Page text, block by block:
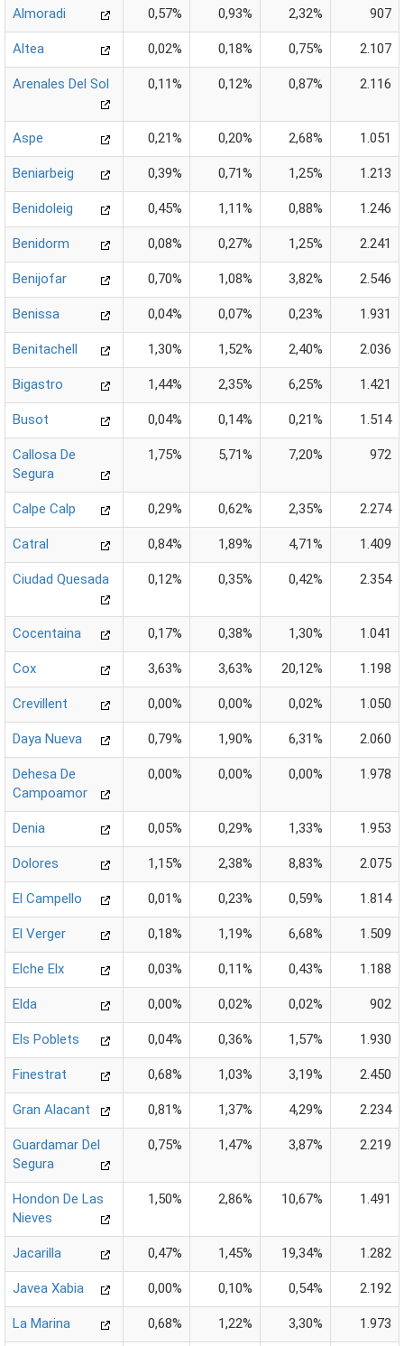
Almoradi 0,57% 0,93% 2,32% 907
Altea 0,02% 0,18% 0,75% 2.107
Arenales Del Sol 0,11% 0,12% 0,87% 2.116
Aspe 0,21% 0,20% 2,68% 1.051
Beniarbeig 0,39% 0,71% 1,25% 1.213
Benidoleig 0,45% 1,11% 0,88% 1.246
Benidorm 0,08% 0,27% 1,25% 2.241
Benijofar 0,70% 1,08% 3,82% 2.546
Benissa 0,04% 0,07% 0,23% 1.931
Benitachell 1,30% 1,52% 2,40% 2.036
Bigastro 1,44% 2,35% 6,25% 1.421
Busot 0,04% 0,14% 0,21% 1.514
Callosa De
Segura
1,75% 5,71% 7,20% 972
Calpe Calp 0,29% 0,62% 2,35% 2.274
Catral 0,84% 1,89% 4,71% 1.409
Ciudad Quesada 0,12% 0,35% 0,42% 2.354
Cocentaina 0,17% 0,38% 1,30% 1.041
Cox 3,63% 3,63% 20,12% 1.198
Crevillent 0,00% 0,00% 0,02% 1.050
Daya Nueva 0,79% 1,90% 6,31% 2.060
Dehesa De
Campoamor
0,00% 0,00% 0,00% 1.978
Denia 0,05% 0,29% 1,33% 1.953
Dolores 1,15% 2,38% 8,83% 2.075
El Campello 0,01% 0,23% 0,59% 1.814
El Verger 0,18% 1,19% 6,68% 1.509
Elche Elx 0,03% 0,11% 0,43% 1.188
Elda 0,00% 0,02% 0,02% 902
Els Poblets 0,04% 0,36% 1,57% 1.930
Finestrat 0,68% 1,03% 3,19% 2.450
Gran Alacant 0,81% 1,37% 4,29% 2.234
Guardamar Del
Segura
0,75% 1,47% 3,87% 2.219
Hondon De Las
Nieves
1,50% 2,86% 10,67% 1.491
Jacarilla 0,47% 1,45% 19,34% 1.282
Javea Xabia 0,00% 0,10% 0,54% 2.192
La Marina 0,68% 1,22% 3,30% 1.973